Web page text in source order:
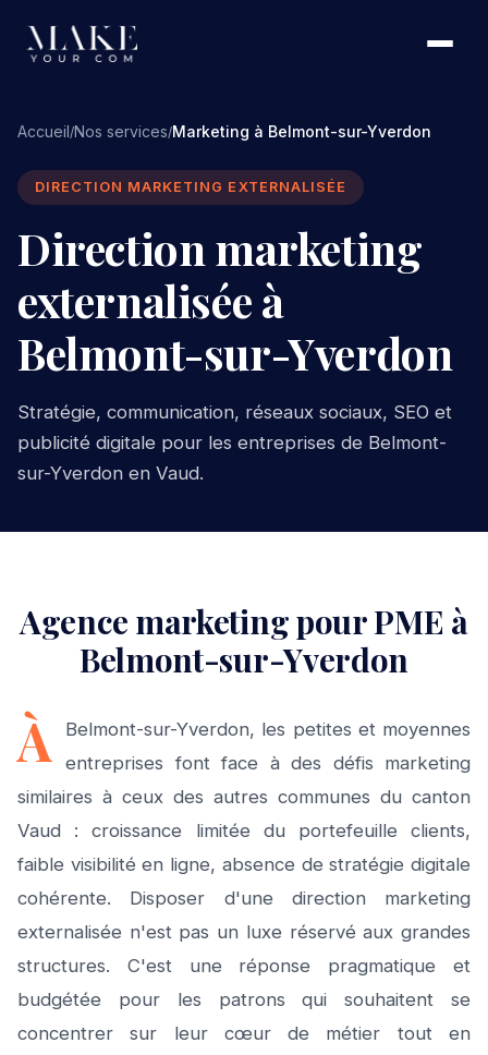
Accueil/Nos services/Marketing à Belmont-sur-Yverdon
DIRECTION MARKETING EXTERNALISÉE
Direction marketing
externalisée à
Belmont-sur-Yverdon
Stratégie, communication, réseaux sociaux, SEO et
publicité digitale pour les entreprises de Belmont-
sur-Yverdon en Vaud.
Agence marketing pour PME à
Belmont-sur-Yverdon
À
Belmont-sur-Yverdon, les petites et moyennes
entreprises font face à des défis marketing
similaires à ceux des autres communes du canton
Vaud : croissance limitée du portefeuille clients,
faible visibilité en ligne, absence de stratégie digitale
cohérente. Disposer d'une direction marketing
externalisée n'est pas un luxe réservé aux grandes
structures. C'est une réponse pragmatique et
budgétée pour les patrons qui souhaitent se
concentrer sur leur cœur de métier tout en